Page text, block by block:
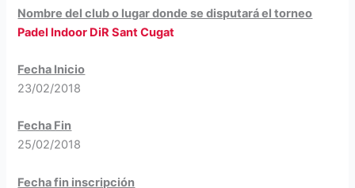
Nombre del club o lugar donde se disputará el torneo
Padel Indoor DiR Sant Cugat
Fecha Inicio
23/02/2018
Fecha Fin
25/02/2018
Fecha fin inscripción